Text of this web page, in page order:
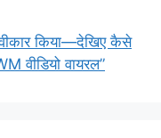
किया—देखिए कैसे
वीडियो वायरल”